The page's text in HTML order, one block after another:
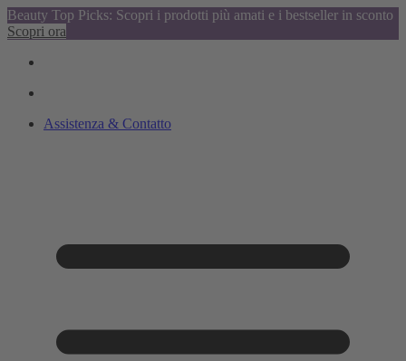
Beauty Top Picks: Scopri i prodotti più amati e i bestseller in sconto
Scopri ora
Assistenza & Contatto